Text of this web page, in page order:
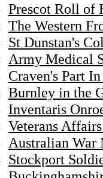
Prescot Roll of
The Western
St Dunstan's
Army Medical
Craven's Part
Burnley in the
Inventaris
Veterans
Australian War
Stockport